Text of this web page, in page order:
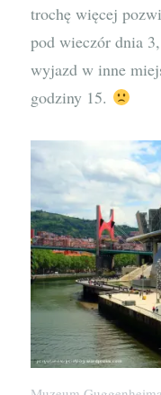
trochę więcej
pod wieczór dnia
wyjazd w inne
godziny 15.